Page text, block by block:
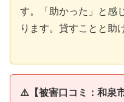
す。「助かった」と感
ります。貸すことと助
⚠️【被害口コミ：和泉